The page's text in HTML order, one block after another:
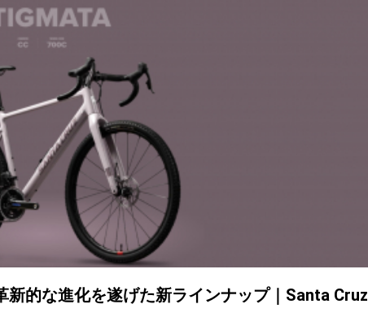
的な進化を遂げた新ラインナップ｜Santa Cruz